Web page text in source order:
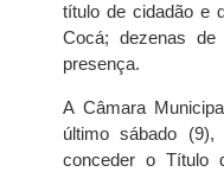
título de cidadão e
Cocá; dezenas de
presença.
A Câmara
último sábado
conceder o Título